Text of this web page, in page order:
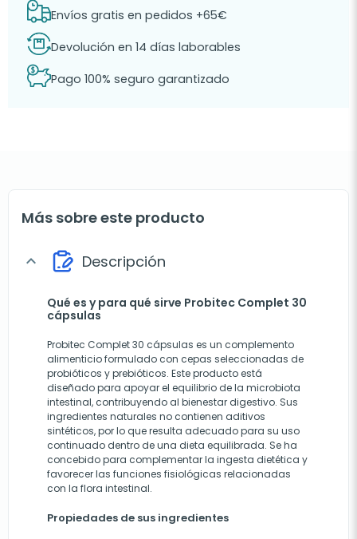
Envíos gratis en pedidos +65€
Devolución en 14 días laborables
Pago 100% seguro garantizado
Más sobre este producto
expand_more Descripción
Qué es y para qué sirve Probitec Complet 30
cápsulas
Probitec Complet 30 cápsulas es un complemento
alimenticio formulado con cepas seleccionadas de
probióticos y prebióticos. Este producto está
diseñado para apoyar el equilibrio de la microbiota
intestinal, contribuyendo al bienestar digestivo. Sus
ingredientes naturales no contienen aditivos
sintéticos, por lo que resulta adecuado para su uso
continuado dentro de una dieta equilibrada. Se ha
concebido para complementar la ingesta dietética y
favorecer las funciones fisiológicas relacionadas
con la flora intestinal.
Propiedades de sus ingredientes